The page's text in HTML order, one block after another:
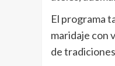
El programa
maridaje con
de